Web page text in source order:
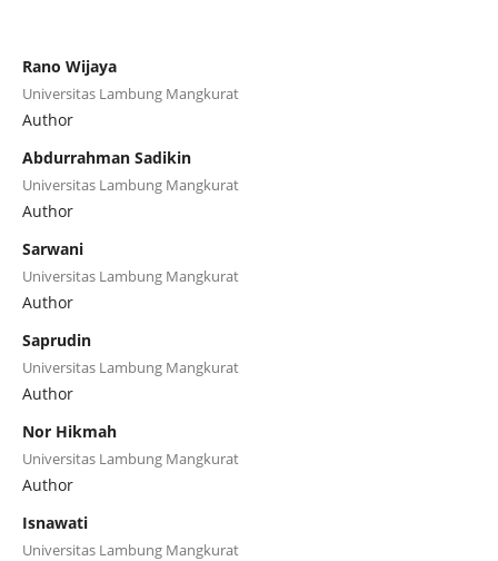
Rano Wijaya
Universitas Lambung Mangkurat
Author
Abdurrahman Sadikin
Universitas Lambung Mangkurat
Author
Sarwani
Universitas Lambung Mangkurat
Author
Saprudin
Universitas Lambung Mangkurat
Author
Nor Hikmah
Universitas Lambung Mangkurat
Author
Isnawati
Universitas Lambung Mangkurat